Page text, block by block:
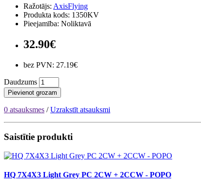
Ražotājs: AxisFlying
Produkta kods: 1350KV
Pieejamība: Noliktavā
32.90€
bez PVN: 27.19€
Daudzums
Pievienot grozam
0 atsauksmes /Uzrakstīt atsauksmi
Saistītie produkti
HQ 7X4X3 Light Grey PC 2CW + 2CCW - POPO